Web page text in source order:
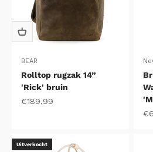
BEAR
Rolltop rugzak 14”
'Rick' bruin
Aanbiedingsprijs
€189,99
Uitverkocht